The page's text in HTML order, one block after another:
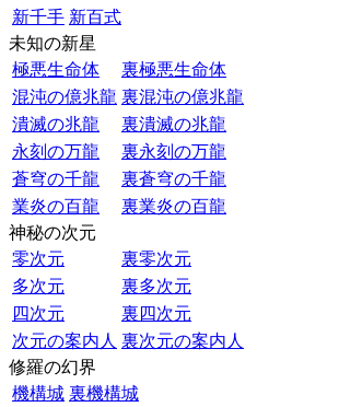
新千手 新百式
未知の新星
極悪生命体
裏極悪生命体
混沌の億兆龍 裏混沌の億兆龍
潰滅の兆龍
裏潰滅の兆龍
永刻の万龍
裏永刻の万龍
蒼穹の千龍
裏蒼穹の千龍
業炎の百龍
裏業炎の百龍
神秘の次元
零次元
裏零次元
多次元
裏多次元
四次元
裏四次元
次元の案内人 裏次元の案内人
修羅の幻界
機構城 裏機構城